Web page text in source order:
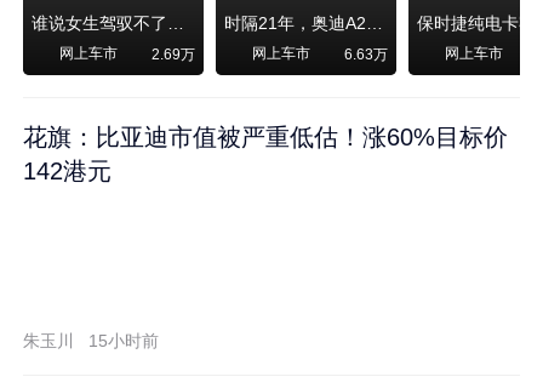
谁说女生驾驭不了大SUV？看我开问界M6驰骋坝上草原！
网上车市 2.69万
时隔21年，奥迪A2强势归来！
网上车市 6.63万 网上车市
花旗：比亚迪市值被严重低估！涨60%目标价
142港元
朱玉川 15小时前